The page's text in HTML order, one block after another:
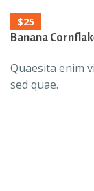
$25
Banana
Quaesita enim
sed quae.